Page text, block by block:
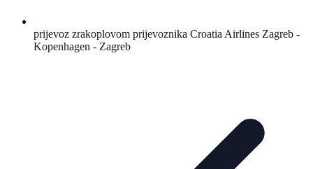
prijevoz zrakoplovom prijevoznika Croatia Airlines Zagreb -
Kopenhagen - Zagreb